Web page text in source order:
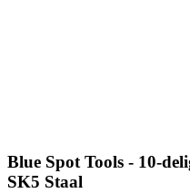
Blue Spot Tools - 10-
SK5 Staal